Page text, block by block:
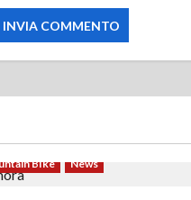
Bike News